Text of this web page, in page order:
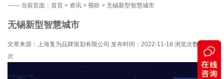
—— 当前页面： 首页 > 资讯 > 视听 > 无锡新型智慧城市
无锡新型智慧城市
文章来源：上海复为品牌策划有限公司 发布时间：2022-11-18 浏览次数：
152
次